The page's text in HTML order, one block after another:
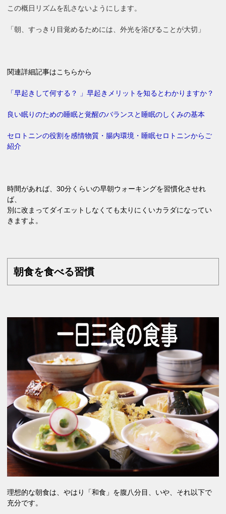
この概日リズムを乱さないようにします。
「朝、すっきり目覚めるためには、外光を浴びることが大切」
関連詳細記事はこちらから
「早起きして何する？ 」早起きメリットを知るとわかりますか？
良い眠りのための睡眠と覚醒のバランスと睡眠のしくみの基本
セロトニンの役割を感情物質・腸内環境・睡眠セロトニンからご
紹介
時間があれば、30分くらいの早朝ウォーキングを習慣化させれ
ば、
別に改まってダイエットしなくても太りにくいカラダになってい
きますよ。
朝食を食べる習慣
理想的な朝食は、やはり「和食」を腹八分目、いや、それ以下で
充分です。